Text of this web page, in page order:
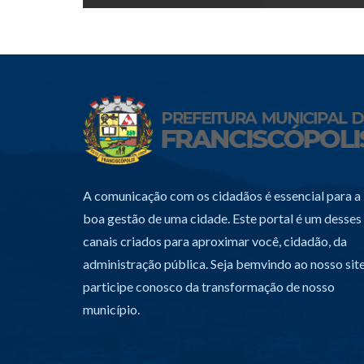
A comunicação com os cidadãos é essencial para a
boa gestão de uma cidade. Este portal é um desses
canais criados para aproximar você, cidadão, da
administração pública. Seja bemvindo ao nosso
participe conosco da transformação de nosso
município.